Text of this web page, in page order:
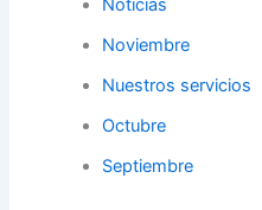
Noticias
Noviembre
Nuestros servicios
Octubre
Septiembre